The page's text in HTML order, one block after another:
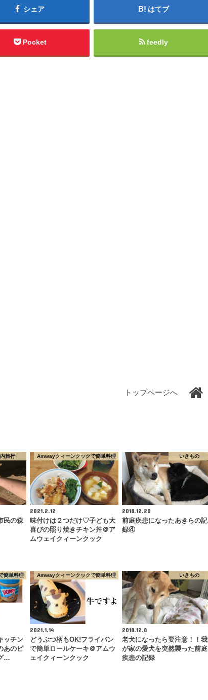
シェア はてブ
Pocket feedly
トップページへ
内旅行
民の森
Amwayクィーンクックで簡単料理
2021.2.12
味付けは２つだけ♡子ども大
喜びの照り焼きチキン丼＠ア
ムウェイクィーンクック
いきもの
2018.12.20
前庭疾患になったあきらの記
録④
簡単料理
ッチン
あのピ
…
Amwayクィーンクックで簡単料理
2021.1.14
どうぶつ柄もOK!フライパン
で簡単ロールケーキ＠アムウ
ェイクィーンクック
いきもの
2018.12.8
老犬になったら要注意！！我
が家の愛犬を突然襲った前庭
疾患の記録